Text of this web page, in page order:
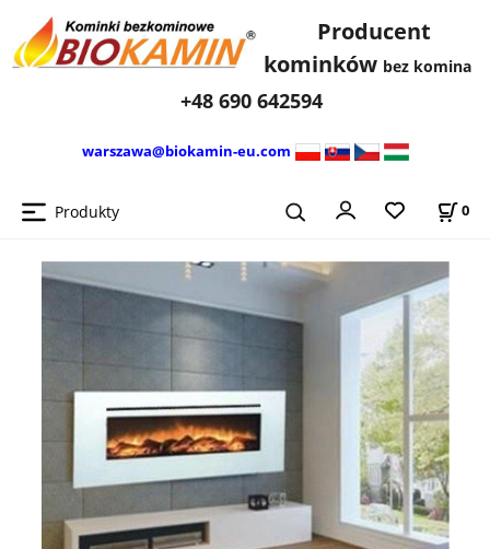
Producent
kominków bez komina
+48 690 642594
warszawa@biokamin-eu.com
Produkty 0